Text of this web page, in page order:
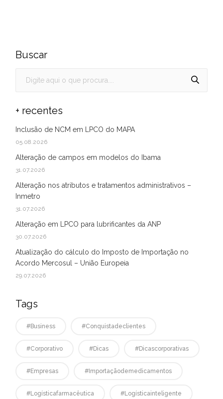
Buscar
+ recentes
Inclusão de NCM em LPCO do MAPA
05.08.2026
Alteração de campos em modelos do Ibama
31.07.2026
Alteração nos atributos e tratamentos administrativos –
Inmetro
31.07.2026
Alteração em LPCO para lubrificantes da ANP
30.07.2026
Atualização do cálculo do Imposto de Importação no
Acordo Mercosul – União Europeia
29.07.2026
Tags
#business #conquistadeclientes
#corporativo #dicas #dicascorporativas
#empresas #Importaçãodemedicamentos
#logísticafarmacêutica #logísticainteligente